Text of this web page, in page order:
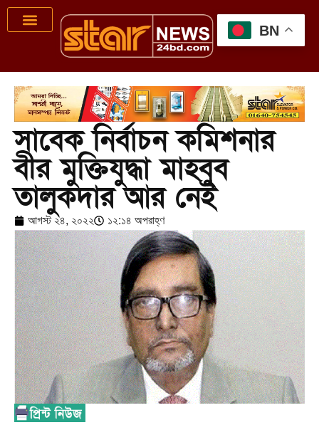
সাবেক নির্বাচন কমিশনার
বীর মুক্তিযুদ্ধা মাহবুব
তালুকদার আর নেই
আগস্ট ২৪, ২০২২ ১২:১৪ অপরাহ্ণ
BN